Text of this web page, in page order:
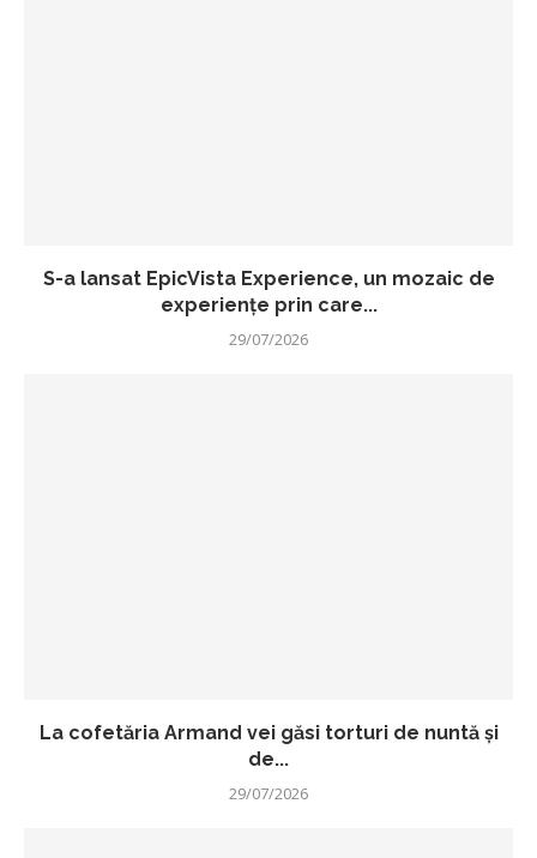
S-a lansat EpicVista Experience, un mozaic de
experiențe prin care...
29/07/2026
La cofetăria Armand vei găsi torturi de nuntă și
de...
29/07/2026